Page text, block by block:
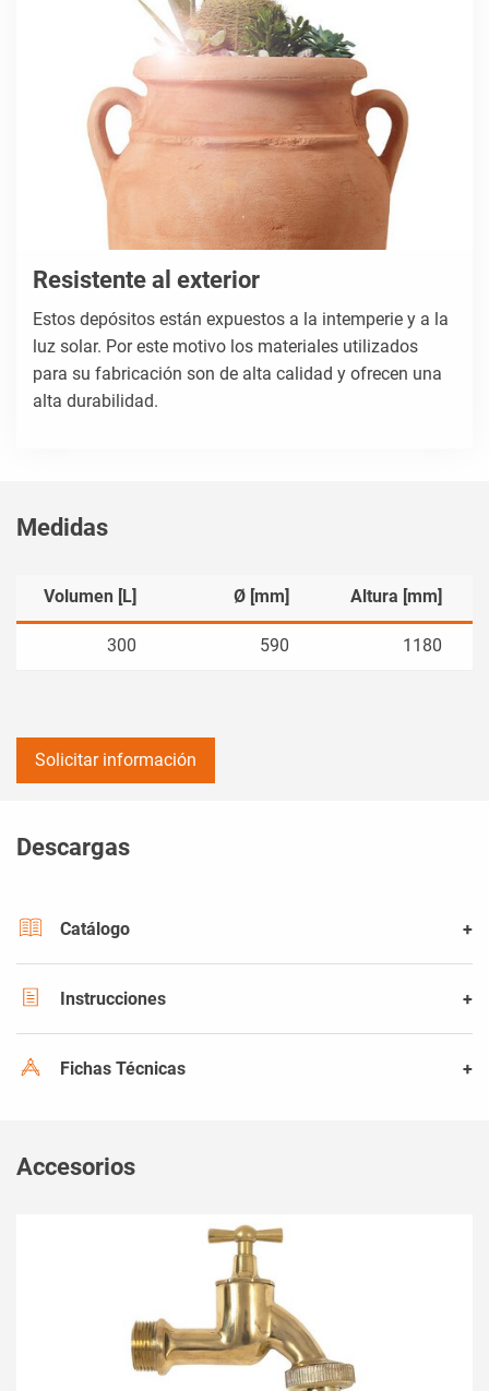
Resistente al exterior
Estos depósitos están expuestos a la intemperie y a la
luz solar. Por este motivo los materiales utilizados
para su fabricación son de alta calidad y ofrecen una
alta durabilidad.
Medidas
Volumen [L]
300
Ø [mm] Altura [mm]
590 1180
Solicitar información
Descargas
Catálogo
Instrucciones
Fichas Técnicas
Accesorios